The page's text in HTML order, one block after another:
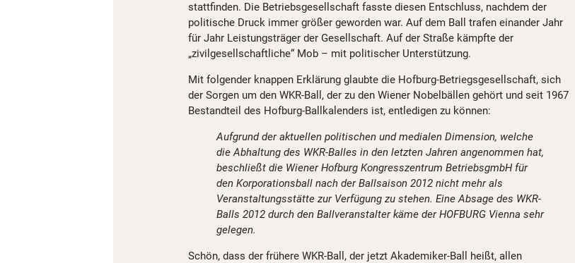
stattfinden. Die Betriebsgesellschaft fasste diesen Entschluss, nachdem der
politische Druck immer größer geworden war. Auf dem Ball trafen einander Jahr
für Jahr Leistungsträger der Gesellschaft. Auf der Straße kämpfte der
„zivilgesellschaftliche“ Mob – mit politischer Unterstützung.
Mit folgender knappen Erklärung glaubte die Hofburg-Betriegsgesellschaft, sich
der Sorgen um den WKR-Ball, der zu den Wiener Nobelbällen gehört und seit 1967
Bestandteil des Hofburg-Ballkalenders ist, entledigen zu können:
Aufgrund der aktuellen politischen und medialen Dimension, welche
die Abhaltung des WKR-Balles in den letzten Jahren angenommen hat,
beschließt die Wiener Hofburg Kongresszentrum BetriebsgmbH für
den Korporationsball nach der Ballsaison 2012 nicht mehr als
Veranstaltungsstätte zur Verfügung zu stehen. Eine Absage des WKR-
Balls 2012 durch den Ballveranstalter käme der HOFBURG Vienna sehr
gelegen.
Schön, dass der frühere WKR-Ball, der jetzt Akademiker-Ball heißt, allen